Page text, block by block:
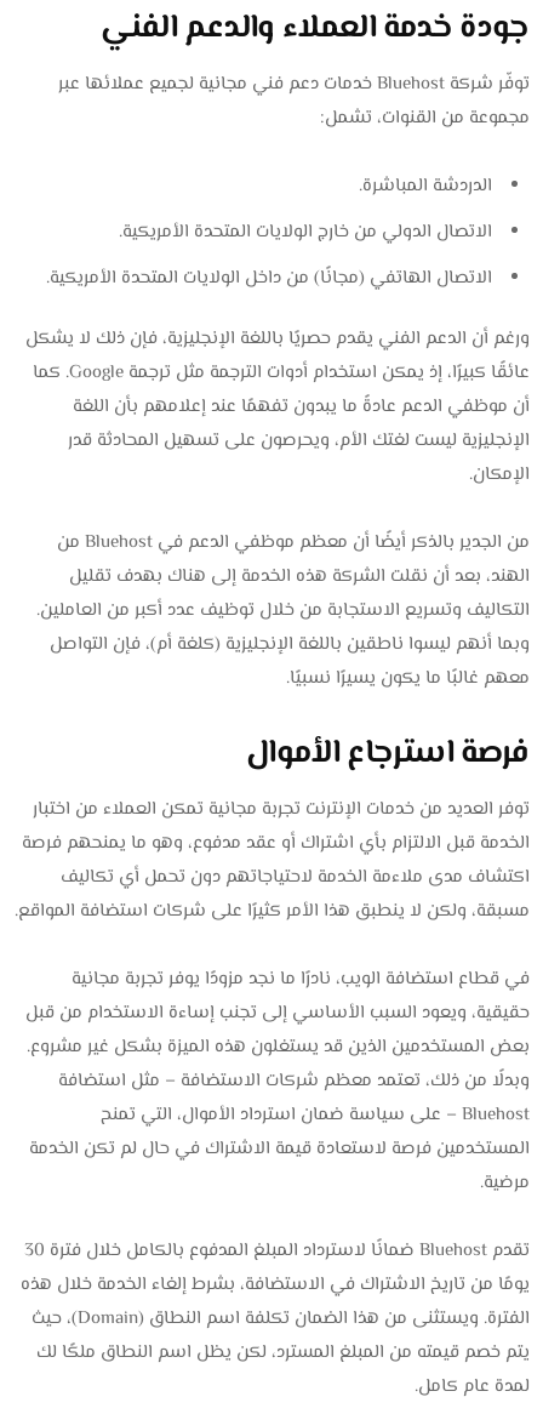
جودة خدمة العملاء والدعم الفني
توفّر شركة Bluehost خدمات دعم فني مجانية لجميع عملائها عبر
مجموعة من القنوات، تشمل:
الدردشة المباشرة.
الاتصال الدولي من خارج الولايات المتحدة الأمريكية.
الاتصال الهاتفي (مجانًا) من داخل الولايات المتحدة الأمريكية.
ورغم أن الدعم الفني يقدم حصريًا باللغة الإنجليزية، فإن ذلك لا يشكل
عائقًا كبيرًا، إذ يمكن استخدام أدوات الترجمة مثل ترجمة Google. كما
أن موظفي الدعم عادةً ما يبدون تفهمًا عند إعلامهم بأن اللغة
الإنجليزية ليست لغتك الأم، ويحرصون على تسهيل المحادثة قدر
الإمكان.
من الجدير بالذكر أيضًا أن معظم موظفي الدعم في Bluehost من
الهند، بعد أن نقلت الشركة هذه الخدمة إلى هناك بهدف تقليل
التكاليف وتسريع الاستجابة من خلال توظيف عدد أكبر من العاملين.
وبما أنهم ليسوا ناطقين باللغة الإنجليزية (كلغة أم)، فإن التواصل
معهم غالبًا ما يكون يسيرًا نسبيًا.
فرصة استرجاع الأموال
توفر العديد من خدمات الإنترنت تجربة مجانية تمكن العملاء من اختبار
الخدمة قبل الالتزام بأي اشتراك أو عقد مدفوع، وهو ما يمنحهم فرصة
اكتشاف مدى ملاءمة الخدمة لاحتياجاتهم دون تحمل أي تكاليف
مسبقة، ولكن لا ينطبق هذا الأمر كثيرًا على شركات استضافة المواقع.
في قطاع استضافة الويب، نادرًا ما نجد مزودًا يوفر تجربة مجانية
حقيقية، ويعود السبب الأساسي إلى تجنب إساءة الاستخدام من قبل
بعض المستخدمين الذين قد يستغلون هذه الميزة بشكل غير مشروع.
وبدلًا من ذلك، تعتمد معظم شركات الاستضافة – مثل استضافة
Bluehost – على سياسة ضمان استرداد الأموال، التي تمنح
المستخدمين فرصة لاستعادة قيمة الاشتراك في حال لم تكن الخدمة
مرضية.
تقدم Bluehost ضمانًا لاسترداد المبلغ المدفوع بالكامل خلال فترة 30
يومًا من تاريخ الاشتراك في الاستضافة، بشرط إلغاء الخدمة خلال هذه
الفترة. ويستثنى من هذا الضمان تكلفة اسم النطاق (Domain)، حيث
يتم خصم قيمته من المبلغ المسترد، لكن يظل اسم النطاق ملكًا لك
لمدة عام كامل.